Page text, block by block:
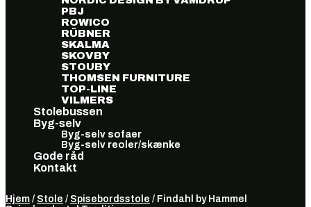
PBJ
ROWICO
RÜBNER
SKALMA
SKOVBY
STOUBY
THOMSEN FURNITURE
TOP-LINE
VILMERS
Stolebussen
Byg-selv
Byg-selv sofaer
Byg-selv reoler/skænke
Gode råd
Kontakt
Hjem / Stole / Spisebordsstole / Findahl by Hammel